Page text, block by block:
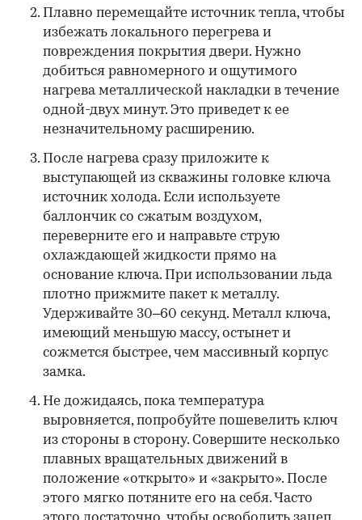
Плавно перемещайте источник тепла, чтобы
избежать локального перегрева и
повреждения покрытия двери. Нужно
добиться равномерного и ощутимого
нагрева металлической накладки в течение
одной-двух минут. Это приведет к ее
незначительному расширению.
После нагрева сразу приложите к
выступающей из скважины головке ключа
источник холода. Если используете
баллончик со сжатым воздухом,
переверните его и направьте струю
охлаждающей жидкости прямо на
основание ключа. При использовании льда
плотно прижмите пакет к металлу.
Удерживайте 30–60 секунд. Металл ключа,
имеющий меньшую массу, остынет и
сожмется быстрее, чем массивный корпус
замка.
Не дожидаясь, пока температура
выровняется, попробуйте пошевелить ключ
из стороны в сторону. Совершите несколько
плавных вращательных движений в
положение «открыто» и «закрыто». После
этого мягко потяните его на себя. Часто